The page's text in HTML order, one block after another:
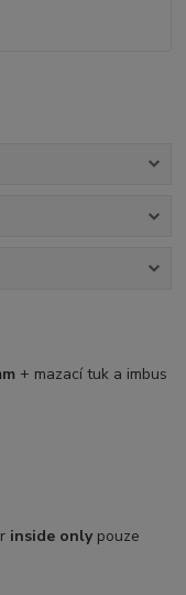
+ mazací tuk a imbus
inside onlypouze